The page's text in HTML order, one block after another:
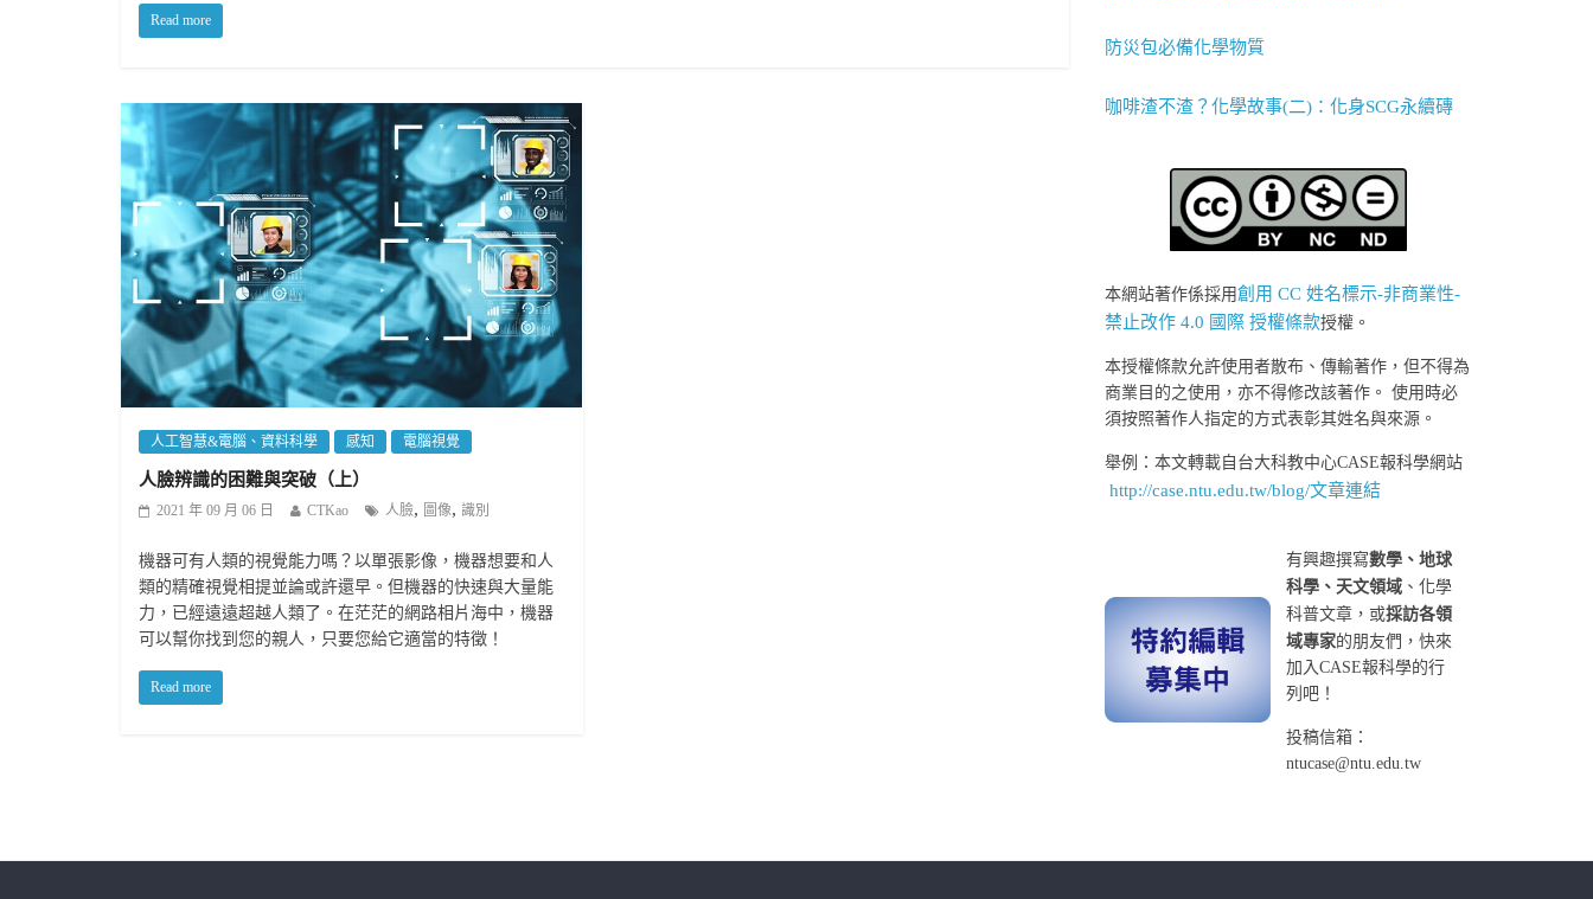
Read more
人工智慧&電腦、資料科學 感知 電腦視覺
人臉辨識的困難與突破（上）
2021 年 09 月 06 日 CTKao 人臉, 圖像, 識別
機器可有人類的視覺能力嗎？以單張影像，機器想要和人
類的精確視覺相提並論或許還早。但機器的快速與大量能
力，已經遠遠超越人類了。在茫茫的網路相片海中，機器
可以幫你找到您的親人，只要您給它適當的特徵！
Read more
防災包必備化學物質
咖啡渣不渣？化學故事(二)：化身SCG永續磚
本網站著作係採用創用 CC 姓名標示-非商業性-
禁止改作 4.0 國際 授權條款授權。
本授權條款允許使用者散布、傳輸著作，但不得為
商業目的之使用，亦不得修改該著作。 使用時必
須按照著作人指定的方式表彰其姓名與來源。
舉例：本文轉載自台大科教中心CASE報科學網站
http://case.ntu.edu.tw/blog/文章連結
有興趣撰寫數學、地球
科學、天文領域 、化學
科普文章，或採訪各領
域專家的朋友們，快來
加入CASE報科學的行
列吧！
投稿信箱：
ntucase@ntu.edu.tw